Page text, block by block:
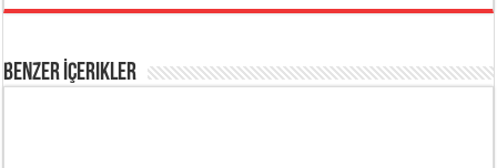
Benzer İçerikler